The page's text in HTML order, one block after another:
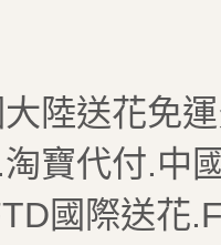
陸送花免
寶代付.中
國際送花